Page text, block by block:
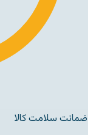
ضمانت سلامت کالا